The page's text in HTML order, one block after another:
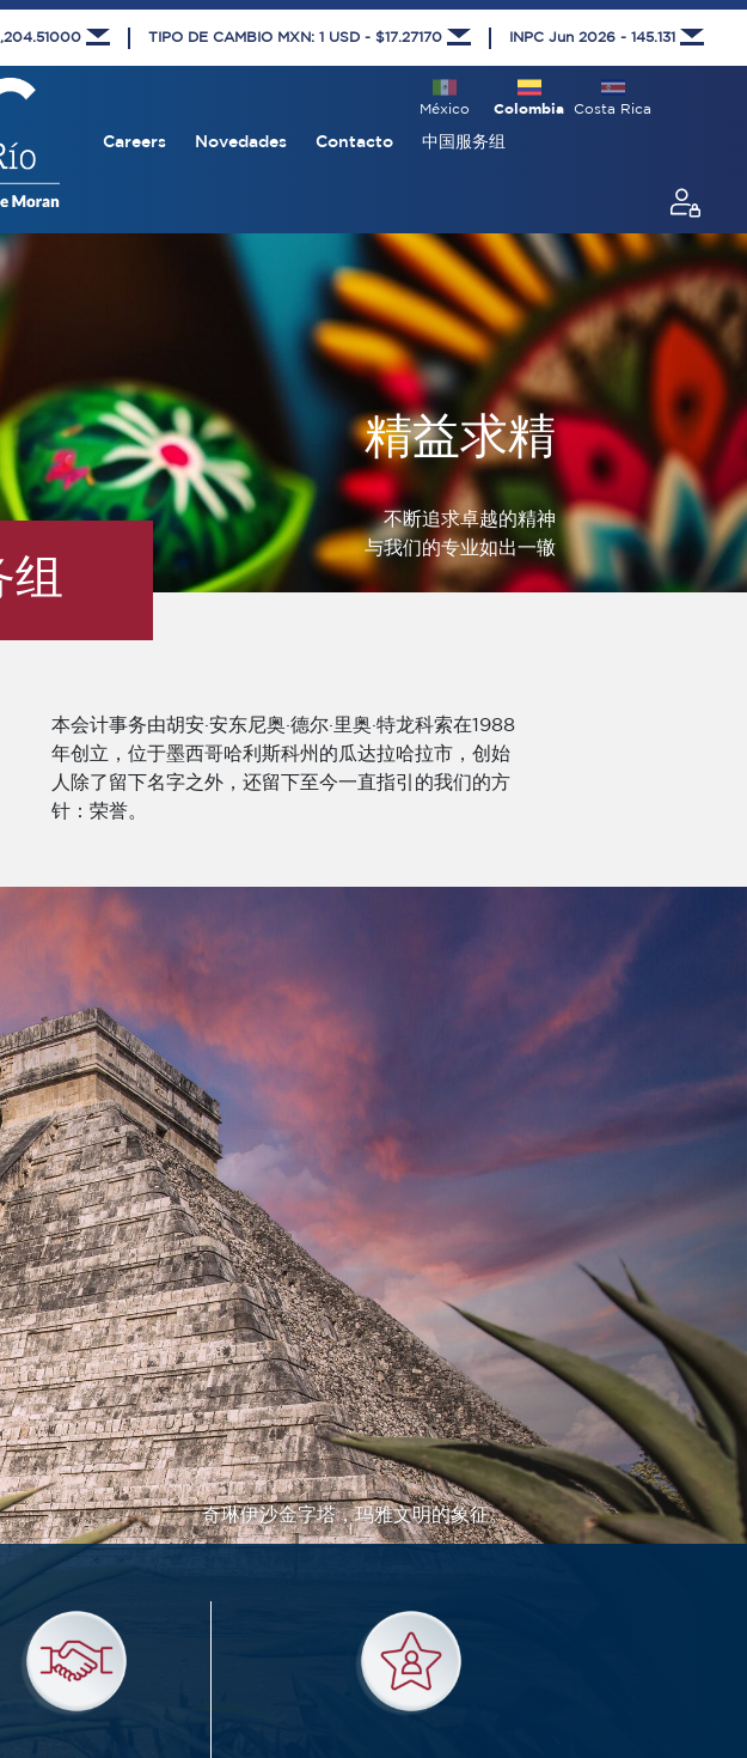
TIPO DE CAMBIO MXN: 1 USD - $17.27170 INPC Jun 2026 - 145.131
Costa Rica
Colombia
México
Careers Novedades Contacto 中国服务组
精益求精
不断追求卓越的精神
与我们的专业如出一辙
本会计事务由胡安·安东尼奥·德尔·里奥·特龙科索在1988
年创立，位于墨西哥哈利斯科州的瓜达拉哈拉市，创始
人除了留下名字之外，还留下至今一直指引的我们的方
针：荣誉。
奇琳伊沙金字塔，玛雅文明的象征。